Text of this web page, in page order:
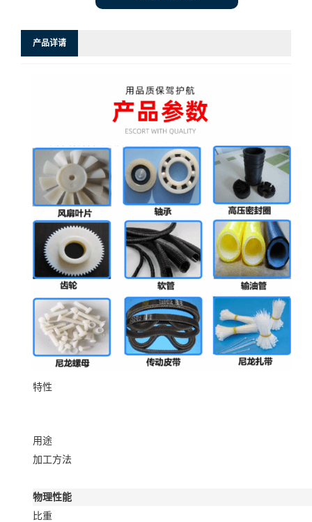
产品详请
特性
用途
加工方法
物理性能
比重